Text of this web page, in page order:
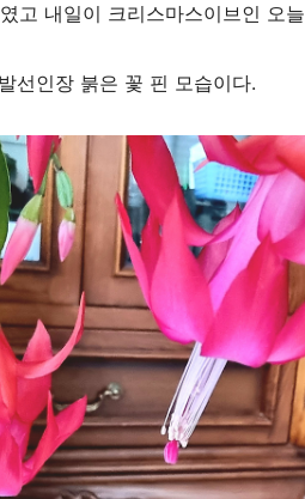
고 내일이 크리스마스이브인 오늘
선인장 붉은 꽃 핀 모습이다.